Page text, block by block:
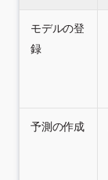
モデルの登
録
予測の作成